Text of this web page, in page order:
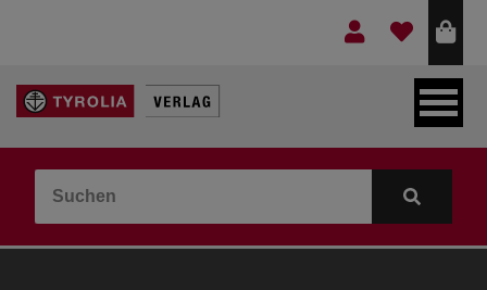
LEBEN & GLAUBE